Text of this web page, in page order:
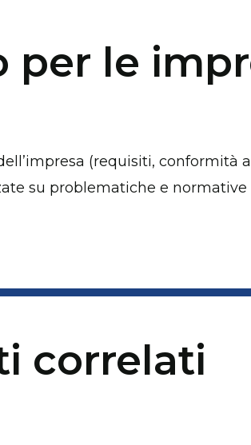
per le
(requisiti, conformità
su problematiche e normative
correlati